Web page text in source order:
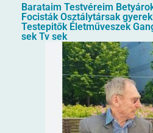
Barataim Testvéreim
Focisták Osztálytársak
Testepitők Életműveszek
sek Tv sek